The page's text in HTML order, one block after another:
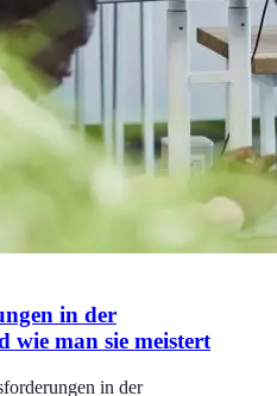
in der
wie man sie meistert
in der